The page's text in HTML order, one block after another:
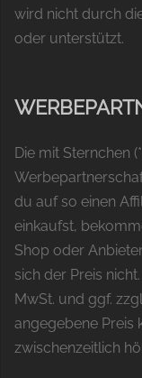
wird nicht durch
oder unterstützt.
Die mit Sternchen
du auf so einen
einkaufst,
Shop oder
sich der Preis
MwSt. und ggf.
angegebene Preis
zwischenzeitlich